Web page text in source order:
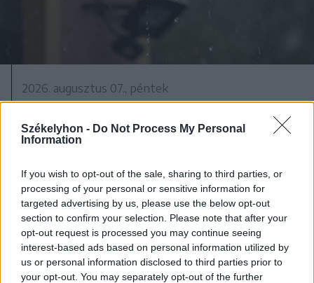
Székelyhon - Do Not Process My Personal
Information
If you wish to opt-out of the sale, sharing to third parties, or
processing of your personal or sensitive information for
targeted advertising by us, please use the below opt-out
section to confirm your selection. Please note that after your
opt-out request is processed you may continue seeing
interest-based ads based on personal information utilized by
us or personal information disclosed to third parties prior to
your opt-out. You may separately opt-out of the further
2026. augusztus 07., péntek
Viharok hozhatnak felfrissülést a
székelyföldi megyékben